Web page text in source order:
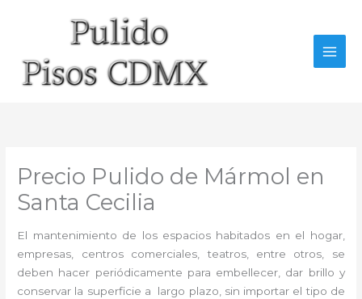
Precio Pulido de Mármol en
Santa Cecilia
El mantenimiento de los espacios habitados en el hogar,
empresas, centros comerciales, teatros, entre otros, se
deben hacer periódicamente para embellecer, dar brillo y
conservar la superficie a largo plazo, sin importar el tipo de